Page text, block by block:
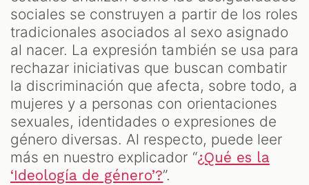
sociales se construyen a partir de los roles
tradicionales asociados al sexo asignado
al nacer. La expresión también se usa para
rechazar iniciativas que buscan combatir
la discriminación que afecta, sobre todo, a
mujeres y a personas con orientaciones
sexuales, identidades o expresiones de
género diversas. Al respecto, puede leer
más en nuestro explicador “¿Qué es la
‘Ideología de género’?”.